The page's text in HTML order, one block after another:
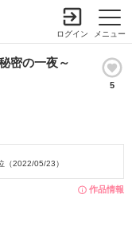
メニュー
ログイン
密の一夜～
5
作品情報
（2022/05/23）